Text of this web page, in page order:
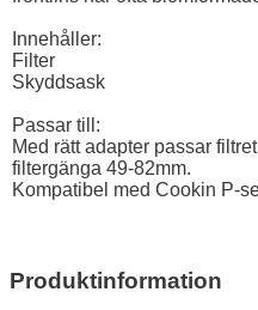
Innehåller:
Filter
Skyddsask
Passar till:
Med rätt adapter passar
filtergänga 49-82mm.
Kompatibel med Cookin P-
Produktinformation